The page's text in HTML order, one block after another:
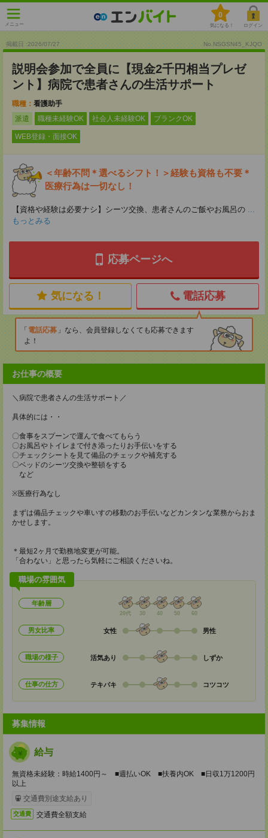
メニュー
0
気になる！ ログイン
掲載日 :2026/07/27 No.NSGSN45_KJQO
説明会参加で全員に【現金2千円相当プレゼ
ント】病院で患者さんの生活サポート
職種： 看護助手
派遣
職種未経験OK 社会人未経験OK ブランクOK
WEB登録・面接OK
＜年齢不問＊選べるシフト！＞経験も資格も不要＊
医療行為は一切なし！
【資格や経験は必要ナシ】シーツ交換、患者さんのご飯やお風呂の ...
もっとみる
応募ページへ
気になる！ 電話応募
電話応募
なら、会員登録しなくても応募できます
よ！
お仕事の概要
＼病院で患者さんの生活サポート／
具体的には・・
〇食事をスプーンで運んで食べてもらう
〇お風呂やトイレまで付き添ったりお手伝いをする
〇チェックシートを見て備品のチェックや補充する
〇ベッドのシーツ交換や整頓をする
など
※医療行為なし
まずは備品チェックや車いすの移動のお手伝いなどカンタンな業務からおま
かせします。
＊最短2ヶ月で勤務地変更が可能。
「合わない」と思ったら気軽にご相談くださいね。
職場の雰囲気
年齢層
20代 30 40 50 60
男女比率 女性 男性
職場の様子 活気あり しずか
仕事の仕方 テキパキ コツコツ
募集情報
給与
無資格未経験：時給1400円～ ■週払いOK ■扶養内OK ■日収1万1200円
以上
交通費別途支給あり
交通費 交通費全額支給